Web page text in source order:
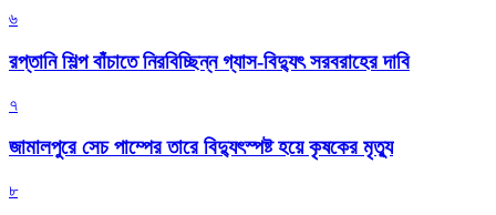
৬
রপ্তানি শিল্প বাঁচাতে নিরবিচ্ছিন্ন গ্যাস-বিদ্যুৎ সরবরাহের দাবি
৭
জামালপুরে সেচ পাম্পের তারে বিদ্যুৎস্পষ্ট হয়ে কৃষকের মৃত্যু
৮